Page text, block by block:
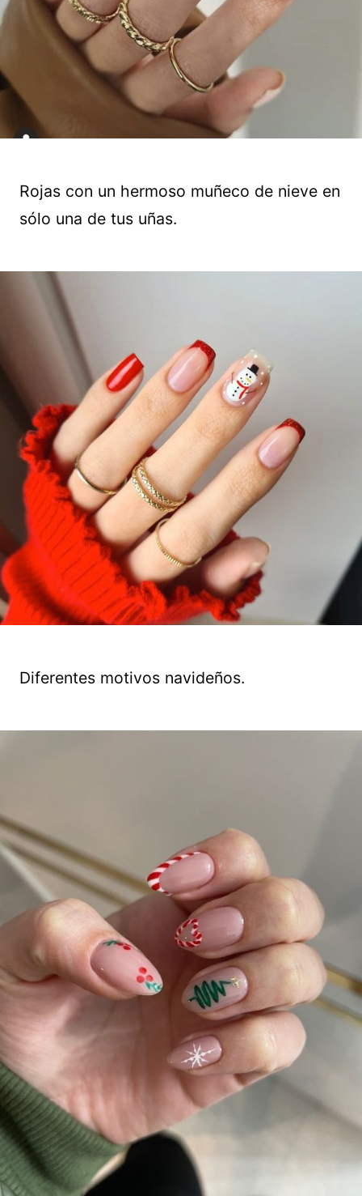
Rojas con un hermoso muñeco de nieve en
sólo una de tus uñas.
Diferentes motivos navideños.